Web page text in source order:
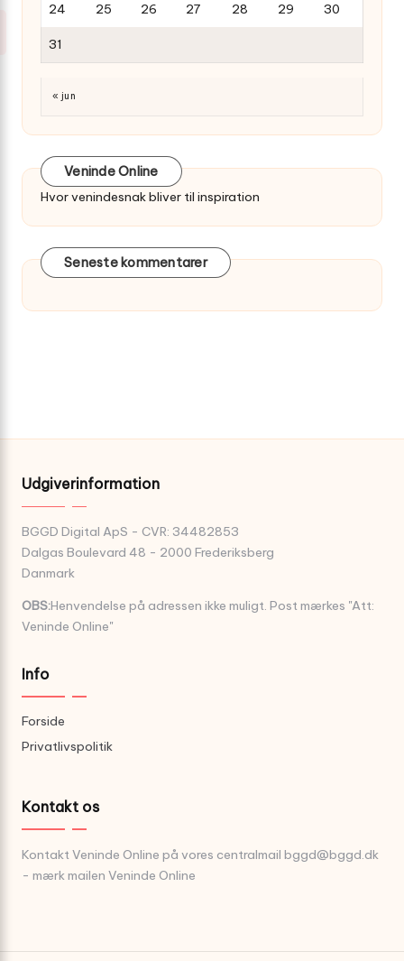
24 25 26 27 28 29 30
31
« jun
Veninde Online
Hvor venindesnak bliver til inspiration
Seneste kommentarer
Udgiverinformation
BGGD Digital ApS - CVR: 34482853
Dalgas Boulevard 48 - 2000 Frederiksberg
Danmark
OBS:Henvendelse på adressen ikke muligt. Post mærkes "Att:
Veninde Online"
Info
Forside
Privatlivspolitik
Kontakt os
Kontakt Veninde Online på vores centralmail bggd@bggd.dk
- mærk mailen Veninde Online